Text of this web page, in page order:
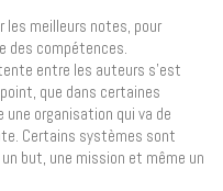
les meilleurs notes, pour
des compétences.
entre les auteurs s’est
que dans certaines
organisation qui va de
Certains systèmes sont
but, une mission et même un